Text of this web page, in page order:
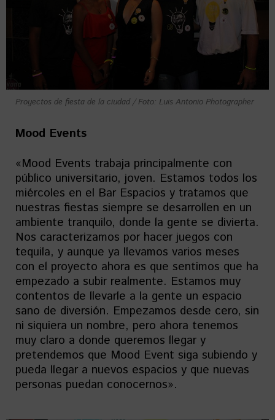
Proyectos de fiesta de la ciudad / Foto: Luis Antonio Photographer
Mood Events
«Mood Events trabaja principalmente con
público universitario, joven. Estamos todos los
miércoles en el Bar Espacios y tratamos que
nuestras fiestas siempre se desarrollen en un
ambiente tranquilo, donde la gente se divierta.
Nos caracterizamos por hacer juegos con
tequila, y aunque ya llevamos varios meses
con el proyecto ahora es que sentimos que ha
empezado a subir realmente. Estamos muy
contentos de llevarle a la gente un espacio
sano de diversión. Empezamos desde cero, sin
ni siquiera un nombre, pero ahora tenemos
muy claro a donde queremos llegar y
pretendemos que Mood Event siga subiendo y
pueda llegar a nuevos espacios y que nuevas
personas puedan conocernos».